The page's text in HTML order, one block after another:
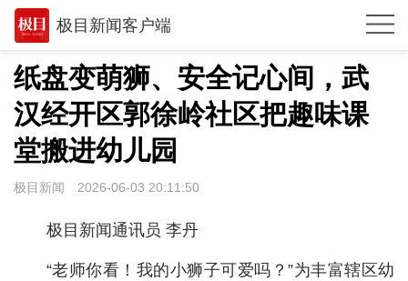
极目新闻客户端
推荐
观点
时政
湖北
纸盘变萌狮、安全记心间，武
汉经开区郭徐岭社区把趣味课
堂搬进幼儿园
极目新闻 2026-06-03 20:11:50
极目新闻通讯员 李丹
“老师你看！我的小狮子可爱吗？”为丰富辖区幼